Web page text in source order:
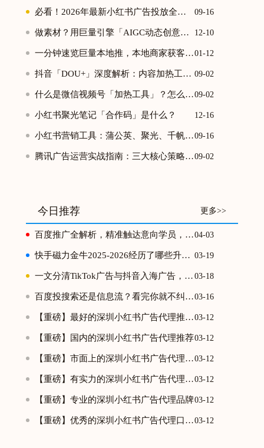
必看！2026年最新小红书广告投放全攻略 09-16
做素材？用巨量引擎「AIGC动态创意」解放双手 12-10
一分钟速览巨量本地推，本地商家获客神器！01-12
抖音「DOU+」深度解析：内容加热工具的本质与运营策略 09-02
什么是微信视频号「加热工具」？怎么使用？09-02
小红书聚光笔记「合作码」是什么？ 12-16
小红书营销工具：蒲公英、聚光、千帆、乘风、薯条怎么用？09-16
腾讯广告运营实战指南：三大核心策略提升投放效能09-02
今日推荐 更多>>
百度推广全解析，精准触达意向学员，高效实现获客转化04-03
快手磁力金牛2025-2026经历了哪些升级？ 03-19
一文分清TikTok广告与抖音入海广告，跨境投放不踩坑 03-18
百度投搜索还是信息流？看完你就不纠结了03-16
【重磅】最好的深圳小红书广告代理推荐排行榜单03-12
【重磅】国内的深圳小红书广告代理推荐03-12
【重磅】市面上的深圳小红书广告代理排行榜03-12
【重磅】有实力的深圳小红书广告代理推荐榜03-12
【重磅】专业的深圳小红书广告代理品牌03-12
【重磅】优秀的深圳小红书广告代理口碑推荐榜03-12